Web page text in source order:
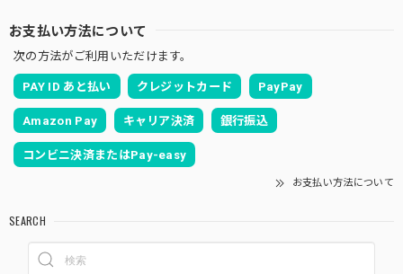
お支払い方法について
次の方法がご利用いただけます。
PAY ID あと払い クレジットカード PayPay
Amazon Pay キャリア決済 銀行振込
コンビニ決済またはPay-easy
お支払い方法について
SEARCH